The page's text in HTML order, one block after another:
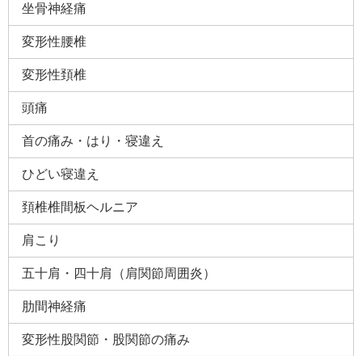
坐骨神経痛
変形性腰椎
変形性頚椎
頭痛
首の痛み・はり・寝違え
ひどい寝違え
頚椎椎間板ヘルニア
肩こり
五十肩・四十肩（肩関節周囲炎）
肋間神経痛
変形性股関節・股関節の痛み